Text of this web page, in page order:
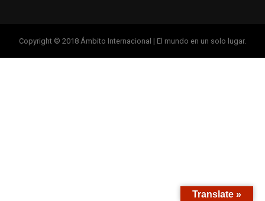
Copyright © 2018 Ámbito Internacional | El mundo en un solo lugar.
Translate »